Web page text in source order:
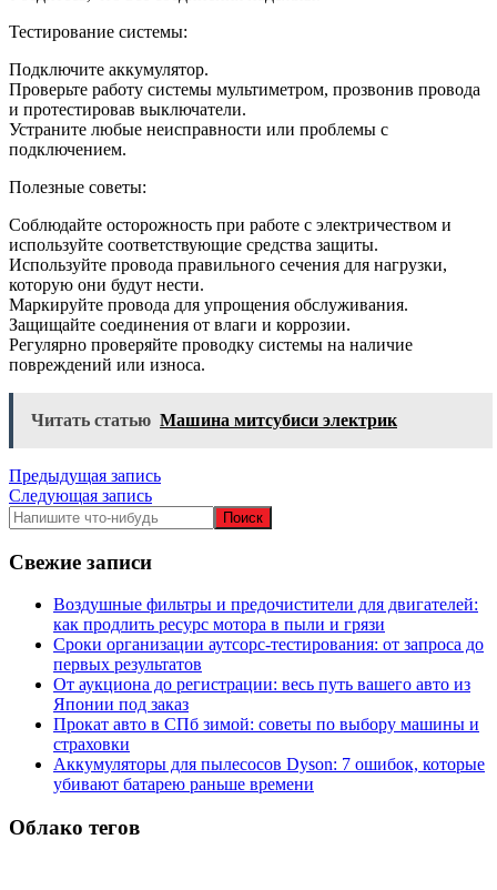
Тестирование системы:
Подключите аккумулятор.
Проверьте работу системы мультиметром, прозвонив провода
и протестировав выключатели.
Устраните любые неисправности или проблемы с
подключением.
Полезные советы:
Соблюдайте осторожность при работе с электричеством и
используйте соответствующие средства защиты.
Используйте провода правильного сечения для нагрузки,
которую они будут нести.
Маркируйте провода для упрощения обслуживания.
Защищайте соединения от влаги и коррозии.
Регулярно проверяйте проводку системы на наличие
повреждений или износа.
Читать статью Машина митсубиси электрик
Навигация
по
записям
Предыдущая запись
Следующая запись
Свежие записи
Воздушные фильтры и предочистители для двигателей:
как продлить ресурс мотора в пыли и грязи
Сроки организации аутсорс‑тестирования: от запроса до
первых результатов
От аукциона до регистрации: весь путь вашего авто из
Японии под заказ
Прокат авто в СПб зимой: советы по выбору машины и
страховки
Аккумуляторы для пылесосов Dyson: 7 ошибок, которые
убивают батарею раньше времени
Облако тегов